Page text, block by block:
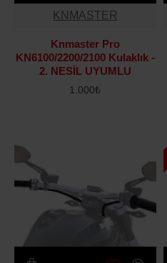
KNMASTER
Knmaster Pro
KN6100/2200/2100 Kulaklık -
2. NESİL UYUMLU
1.000₺